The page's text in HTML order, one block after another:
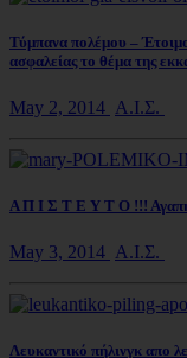
Τύμπανα πολέμου –
ασφαλείας το θέμα της
May 2, 2014 Α.Ι.Σ.
Α Π Ι Σ Τ Ε Υ Τ Ο !!!
May 3, 2014 Α.Ι.Σ.
Λευκαντικό πήλινγκ απο